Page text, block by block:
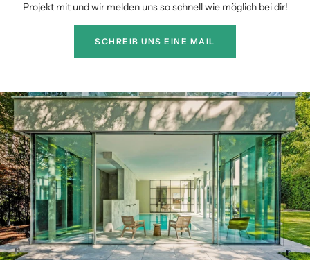
Projekt mit und wir melden uns so schnell wie möglich bei dir!
SCHREIB UNS EINE MAIL